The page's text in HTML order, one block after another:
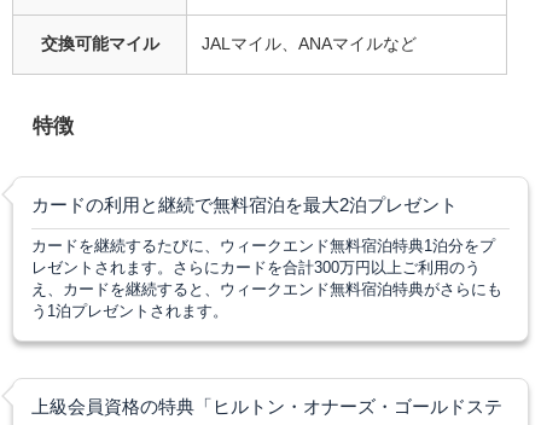
交換可能マイル JALマイル、ANAマイルなど
特徴
カードの利用と継続で無料宿泊を最大2泊プレゼント
カードを継続するたびに、ウィークエンド無料宿泊特典1泊分をプ
レゼントされます。さらにカードを合計300万円以上ご利用のう
え、カードを継続すると、ウィークエンド無料宿泊特典がさらにも
う1泊プレゼントされます。
上級会員資格の特典「ヒルトン・オナーズ・ゴールドステ